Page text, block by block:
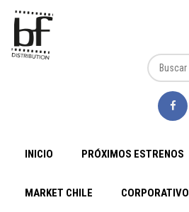
INICIO PRÓXIMOS ESTRENOS
MARKET CHILE CORPORATIVO